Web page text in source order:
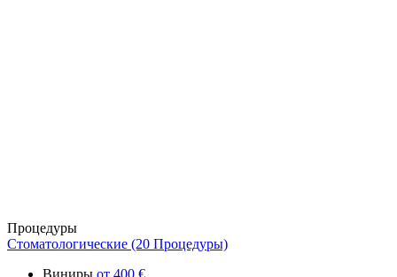
Процедуры
Стоматологические (20 Процедуры)
Виниры от 400 €